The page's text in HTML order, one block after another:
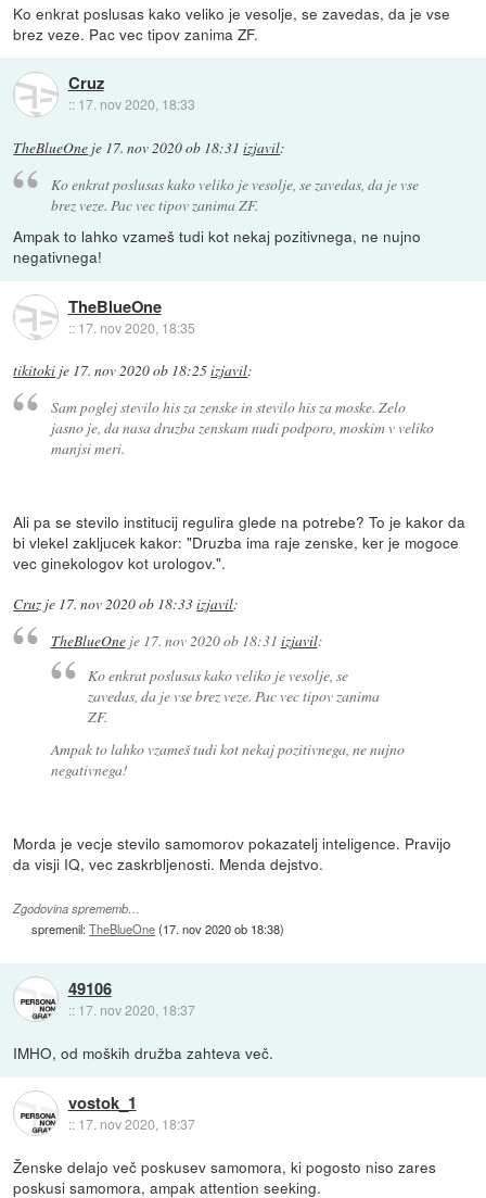
Ko enkrat poslusas kako veliko je vesolje, se zavedas, da je vse
brez veze. Pac vec tipov zanima ZF.
Cruz
:: 17. nov 2020, 18:33
TheBlueOne je 17. nov 2020 ob 18:31 izjavil:
Ko enkrat poslusas kako veliko je vesolje, se zavedas, da je vse
brez veze. Pac vec tipov zanima ZF.
Ampak to lahko vzameš tudi kot nekaj pozitivnega, ne nujno
negativnega!
TheBlueOne
:: 17. nov 2020, 18:35
tikitoki je 17. nov 2020 ob 18:25izjavil:
Sam poglej stevilo his za zenske in stevilo his za moske. Zelo
jasno je, da nasa druzba zenskam nudi podporo, moskim v veliko
manjsi meri.
Ali pa se stevilo institucij regulira glede na potrebe? To je kakor da
bi vlekel zakljucek kakor: "Druzba ima raje zenske, ker je mogoce
vec ginekologov kot urologov.".
Cruz je 17. nov 2020 ob 18:33izjavil:
TheBlueOneje 17. nov 2020 ob 18:31 izjavil:
Ko enkrat poslusas kako veliko je vesolje, se
zavedas, da je vse brez veze. Pac vec tipov zanima
ZF.
Ampak to lahko vzameš tudi kot nekaj pozitivnega, ne nujno
negativnega!
Morda je vecje stevilo samomorov pokazatelj inteligence. Pravijo
da visji IQ, vec zaskrbljenosti. Menda dejstvo.
Zgodovina sprememb…
spremenil:TheBlueOne(17. nov 2020 ob 18:38)
49106
:: 17. nov 2020, 18:37
IMHO, od moških družba zahteva več.
vostok_1
:: 17. nov 2020, 18:37
Ženske delajo več poskusev samomora, ki pogosto niso zares
poskusi samomora, ampak attention seeking.